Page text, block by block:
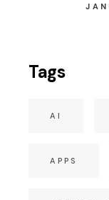
Tags
AI
APPS